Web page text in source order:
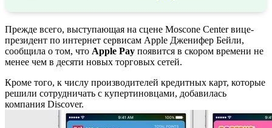
Прежде всего, выступающая на сцене Moscone Center вице-
президент по интернет сервисам Apple Дженифер Бейли,
сообщила о том, что Apple Pay появится в скором времени не
менее чем в десяти новых торговых сетей.
Кроме того, к числу производителей кредитных карт, которые
решили сотрудничать с купертиновцами, добавилась
компания Discover.